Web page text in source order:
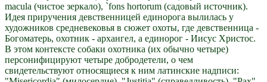
macula (чистое зеркало), `fons hortorum (садовый источник).
Идея приручения девственницей единорога вылилась у
художников средневековья в сюжет охоты, где девственница -
Богоматерь, охотник - архангел, а единорог - Иисус Христос.
В этом контексте собаки охотника (их обычно четыре)
персонифицируют четыре добродетели, о чем
свидетельствуют относящиеся к ним латинские надписи: